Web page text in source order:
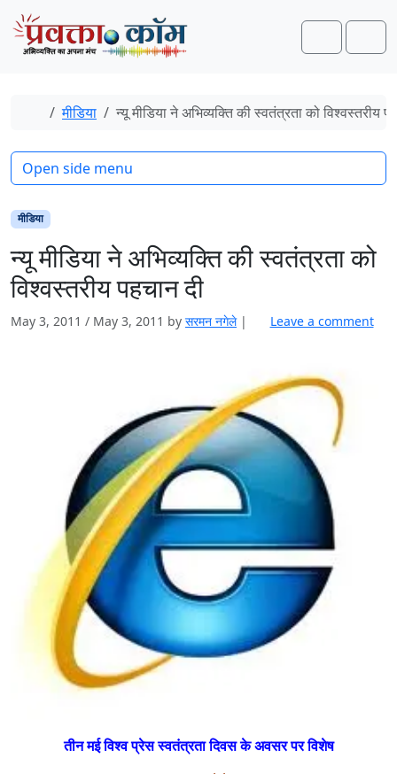
Skip to content
Skip to footer
Search
Home
मीडिया न्यू मीडिया ने अभिव्यक्ति की स्वतंत्रता को विश्वस्तरीय
मीडिया
न्यू मीडिया ने अभिव्यक्ति की स्वतंत्रता को
विश्वस्तरीय पहचान दी
May 3, 2011 / May 3, 2011 by सरमन नगेले | Leave a comment
तीन मई विश्व प्रेस स्वतंत्रता दिवस के अवसर पर विशेष
Open side menu